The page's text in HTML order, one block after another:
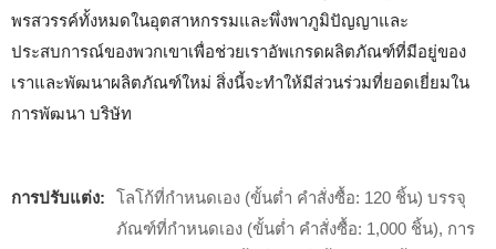
พรสวรรค์ทั้งหมดในอุตสาหกรรมและพึ่งพาภูมิปัญญาและ
ประสบการณ์ของพวกเขาเพื่อช่วยเราอัพเกรดผลิตภัณฑ์ที่มีอยู่ของ
เราและพัฒนาผลิตภัณฑ์ใหม่ สิ่งนี้จะทำให้มีส่วนร่วมที่ยอดเยี่ยมใน
การพัฒนา บริษัท
การปรับแต่ง:
โลโก้ที่กำหนดเอง (ขั้นต่ำ คำสั่งซื้อ: 120 ชิ้น) บรรจุ
ภัณฑ์ที่กำหนดเอง (ขั้นต่ำ คำสั่งซื้อ: 1,000 ชิ้น), การ